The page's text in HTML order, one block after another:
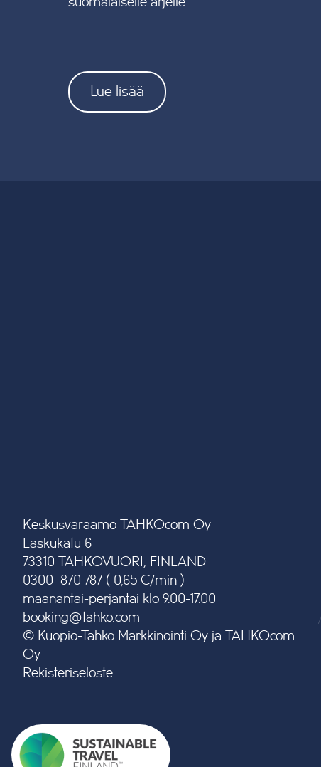
suomalaiselle arjelle
Lue lisää
Keskusvaraamo TAHKOcom Oy
Laskukatu 6
73310 TAHKOVUORI, FINLAND
0300 870 787 ( 0,65 €/min )
maanantai-perjantai klo 9.00-17.00
booking@tahko.com
© Kuopio-Tahko Markkinointi Oy ja TAHKOcom
Oy
Rekisteriseloste